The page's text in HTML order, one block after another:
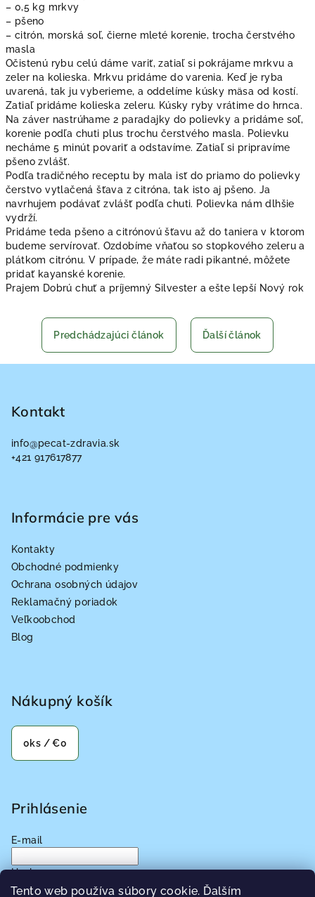
Tento web používa súbory cookie. Ďalším
– 0,5 kg mrkvy
– pšeno
– citrón, morská soľ, čierne mleté korenie, trocha čerstvého
masla
Očistenú rybu celú dáme variť, zatiaľ si pokrájame mrkvu a
zeler na kolieska. Mrkvu pridáme do varenia. Keď je ryba
uvarená, tak ju vyberieme, a oddelíme kúsky mäsa od kostí.
Zatiaľ pridáme kolieska zeleru. Kúsky ryby vrátime do hrnca.
Na záver nastrúhame 2 paradajky do polievky a pridáme soľ,
korenie podľa chuti plus trochu čerstvého masla. Polievku
necháme 5 minút povariť a odstavíme. Zatiaľ si pripravíme
pšeno zvlášť.
Podľa tradičného receptu by mala isť do priamo do polievky
čerstvo vytlačená šťava z citróna, tak isto aj pšeno. Ja
navrhujem podávať zvlášť podľa chuti. Polievka nám dlhšie
vydrží.
Pridáme teda pšeno a citrónovú šťavu až do taniera v ktorom
budeme servírovať. Ozdobíme vňaťou so stopkového zeleru a
plátkom citrónu. V prípade, že máte radi pikantné, môžete
pridať kayanské korenie.
Prajem Dobrú chuť a príjemný Silvester a ešte lepší Nový rok
Predchádzajúci článok Ďalší článok
Kontakt
info@pecat-zdravia.sk
+421 917617877
Informácie pre vás
Kontakty
Obchodné podmienky
Ochrana osobných údajov
Reklamačný poriadok
Veľkoobchod
Blog
Nákupný košík
0ks /€0
Prihlásenie
E-mail
Heslo